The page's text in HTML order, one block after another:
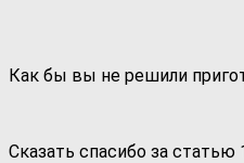
Как бы вы не решили
Сказать спасибо за статью